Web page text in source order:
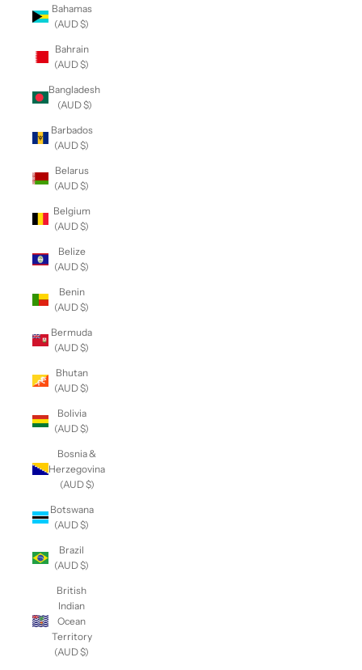
Bahamas
(AUD $)
Bahrain
(AUD $)
Bangladesh
(AUD $)
Barbados
(AUD $)
Belarus
(AUD $)
Belgium
(AUD $)
Belize
(AUD $)
Benin
(AUD $)
Bermuda
(AUD $)
Bhutan
(AUD $)
Bolivia
(AUD $)
Bosnia &
Herzegovina
(AUD $)
Botswana
(AUD $)
Brazil
(AUD $)
British
Indian
Ocean
Territory
(AUD $)